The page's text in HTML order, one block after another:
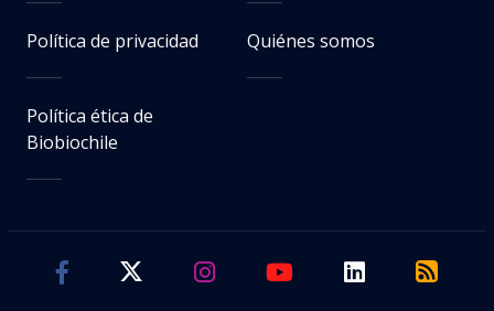
Política de privacidad Quiénes somos
Política ética de
Biobiochile